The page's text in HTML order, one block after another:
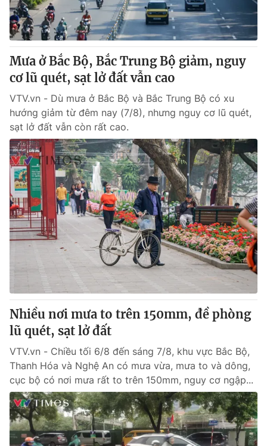
Thế giới đó đây
Câu chuyện quốc tế
Tài chính
Thị trường
Góc doanh nghiệp
Dữ liệu và đời sống
Truyền hình
Phim VTV
Hậu trường
Nhân vật
Khán giả
Giải sao mai
Giải trí
Điện ảnh
Âm nhạc
Sao
Đời sống
Du lịch
Làm đẹp
Chất lượng cuộc sống
Giáo dục
Tuyển sinh
Học trực tuyến
Công nghệ
Hitech Công nghệ tương lai
Sản phẩm
Thị trường
Tư vấn
Giao lưu trực tuyến
Lịch phát sóng
Chuyên mục khác
Emagazine
Photo Infographic
Video Shorts video
VTV Money VTV Thể thao
Mưa ở Bắc Bộ, Bắc Trung Bộ giảm, nguy
cơ lũ quét, sạt lở đất vẫn cao
VTV.vn - Dù mưa ở Bắc Bộ và Bắc Trung Bộ có xu
hướng giảm từ đêm nay (7/8), nhưng nguy cơ lũ quét,
sạt lở đất vẫn còn rất cao.
Nhiều nơi mưa to trên 150mm, đề phòng
lũ quét, sạt lở đất
VTV.vn - Chiều tối 6/8 đến sáng 7/8, khu vực Bắc Bộ,
Thanh Hóa và Nghệ An có mưa vừa, mưa to và dông,
cục bộ có nơi mưa rất to trên 150mm, nguy cơ ngập...